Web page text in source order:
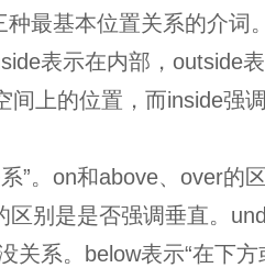
种最基本位置关系的介词
表示在内部，outside
间上的位置，而‌inside‌强
”。on和above、over的
区别是是否强调垂直。
关系。below表示“在下